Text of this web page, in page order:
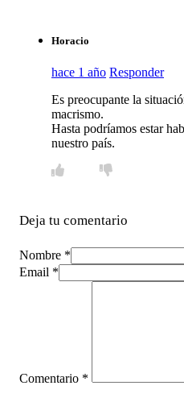
Horacio
hace 1 año Responder
Es preocupante la
macrismo.
Hasta podríamos estar
nuestro país.
Deja tu comentario
Nombre *
Email *
Comentario *